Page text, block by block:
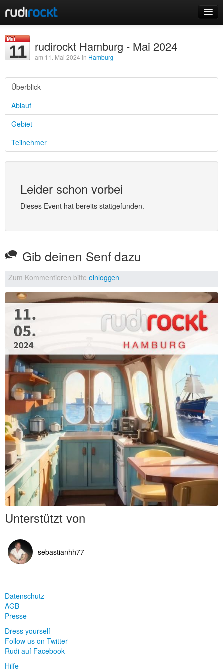
Events
Login
Registrieren
Mai
11 rudirockt Hamburg - Mai 2024
am 11. Mai 2024 in Hamburg
Überblick
Ablauf
Gebiet
Teilnehmer
Leider schon vorbei
Dieses Event hat bereits stattgefunden.
Gib deinen Senf dazu
Zum Kommentieren bitte einloggen
Unterstützt von
sebastianhh77
Datenschutz
AGB
Presse
Dress yourself
Follow us on Twitter
Rudi auf Facebook
Hilfe